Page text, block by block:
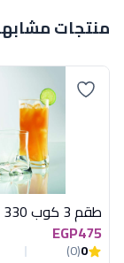
منتجات
EGP475
0
(0)